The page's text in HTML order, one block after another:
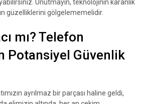
Unutmayın, teknolojinin karanlık
güzelliklerini gölgelememelidir.
mı? Telefon
Potansiyel Güvenlik
ayrılmaz bir parçası haline geldi,